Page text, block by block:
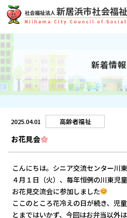
新着情報
2025.04.01 高齢者福祉
お花見会
こんにちは。シニア交流センター川
４月１日（火）、毎年恒例の川東児
お花見交流会に参加しました
ここのところ花冷えの日が続き、児
とまではいかず、今回はお弁当以外